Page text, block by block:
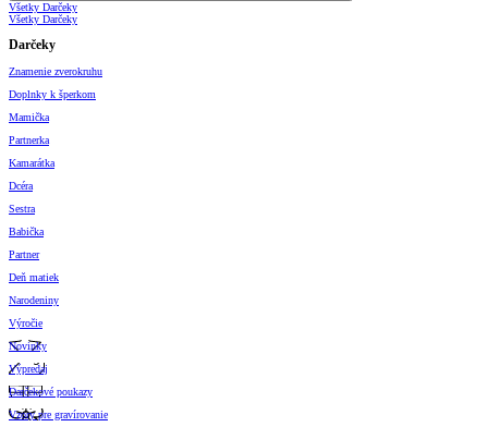
Všetky Darčeky
Všetky Darčeky
Darčeky
Znamenie zverokruhu
Doplnky k šperkom
Mamička
Partnerka
Kamarátka
Dcéra
Sestra
Babička
Partner
Deň matiek
Narodeniny
Výročie
Novinky
Výpredaj
Darčekové poukazy
Vzory pre gravírovanie